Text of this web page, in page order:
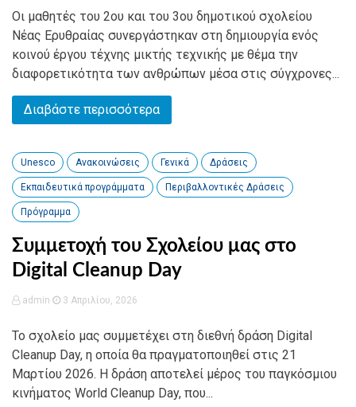
Οι μαθητές του 2ου και του 3ου δημοτικού σχολείου
Νέας Ερυθραίας συνεργάστηκαν στη δημιουργία ενός
κοινού έργου τέχνης μικτής τεχνικής με θέμα την
διαφορετικότητα των ανθρώπων μέσα στις σύγχρονες...
Διαβάστε περισσότερα
Unesco Ανακοινώσεις Γενικά Δράσεις
Εκπαιδευτικά προγράμματα Περιβαλλοντικές Δράσεις
Πρόγραμμα
Συμμετοχή του Σχολείου μας στο
Digital Cleanup Day
admin 3 Απριλίου, 2026
Το σχολείο μας συμμετέχει στη διεθνή δράση Digital
Cleanup Day, η οποία θα πραγματοποιηθεί στις 21
Μαρτίου 2026. Η δράση αποτελεί μέρος του παγκόσμιου
κινήματος World Cleanup Day, που...